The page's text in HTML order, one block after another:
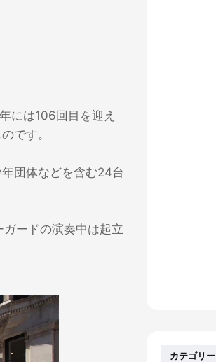
には106回目を迎え
です。
団体などを含む24台
ードの演奏中は起立
カテゴリー